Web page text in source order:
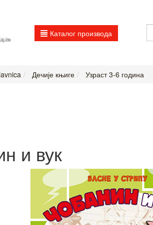
Каталог производа
Дечије књиге Узраст 3-6 година
и вук